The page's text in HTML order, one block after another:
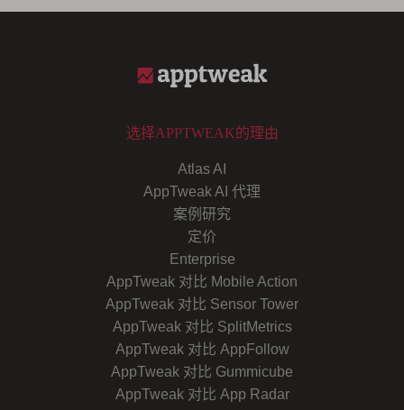
选择APPTWEAK的理由
Atlas AI
AppTweak AI 代理
案例研究
定价
Enterprise
AppTweak 对比 Mobile Action
AppTweak 对比 Sensor Tower
AppTweak 对比 SplitMetrics
AppTweak 对比 AppFollow
AppTweak 对比 Gummicube
AppTweak 对比 App Radar